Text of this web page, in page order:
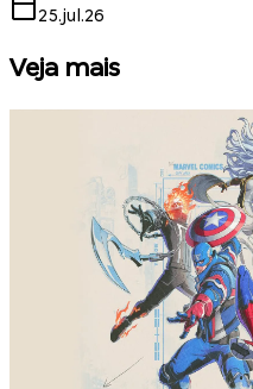
25.jul.26
Veja mais